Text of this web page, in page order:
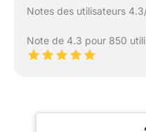
Notes des utilisateurs
Note de 4.3 pour 850